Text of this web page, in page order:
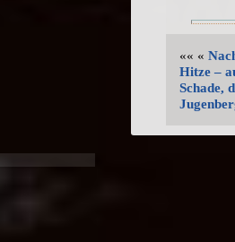
«« «
Hitze –
Schade,